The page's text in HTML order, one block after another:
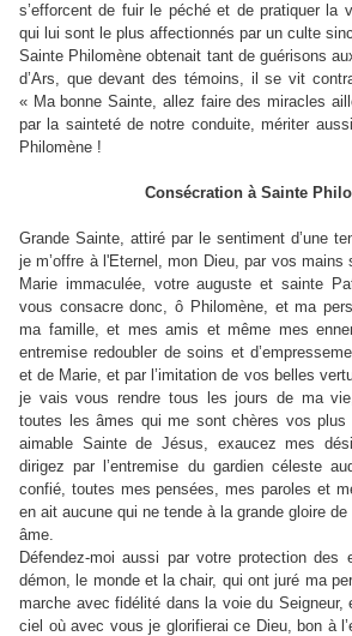
s’efforcent de fuir le péché et de pratiquer la
qui lui sont le plus affectionnés par un culte
Sainte Philomène obtenait tant de guérisons
d’Ars, que devant des témoins, il se vit
« Ma bonne Sainte, allez faire des miracles
par la sainteté de notre conduite, mériter
Philomène !
Consécration à Sainte
Grande Sainte, attiré par le sentiment d’une
je m’offre à l'Eternel, mon Dieu, par vos
Marie immaculée, votre auguste et sainte
vous consacre donc, ô Philomène, et ma
ma famille, et mes amis et même mes
entremise redoubler de soins et
et de Marie, et par l’imitation de vos belles
je vais vous rendre tous les jours de ma
toutes les âmes qui me sont chères vos plus
aimable Sainte de Jésus, exaucez mes
dirigez par l’entremise du gardien céleste
confié, toutes mes pensées, mes paroles et
en ait aucune qui ne tende à la grande gloire
âme.
Défendez-moi aussi par votre protection des
démon, le monde et la chair, qui ont juré ma
marche avec fidélité dans la voie du Seigneur,
ciel où avec vous je glorifierai ce Dieu, bon à